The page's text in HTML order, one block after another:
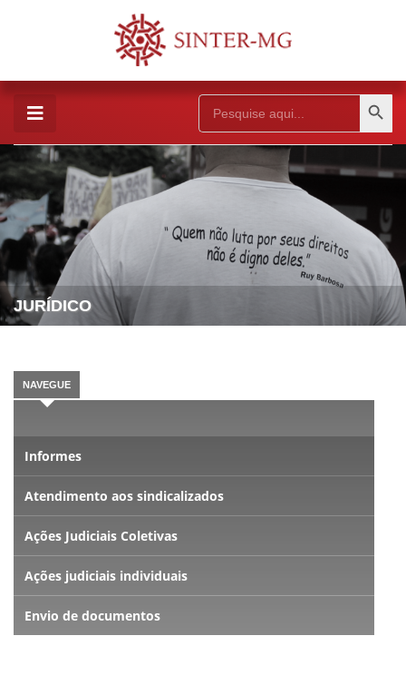
Search
for:
Search Button
JURÍDICO
NAVEGUE
Informes
Atendimento aos sindicalizados
Ações Judiciais Coletivas
Ações judiciais individuais
Envio de documentos